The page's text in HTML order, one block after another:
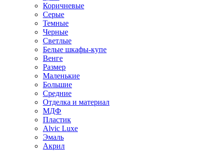
Коричневые
Серые
Темные
Черные
Светлые
Белые шкафы-купе
Венге
Размер
Маленькие
Большие
Средние
Отделка и материал
МДФ
Пластик
Alvic Luxe
Эмаль
Акрил